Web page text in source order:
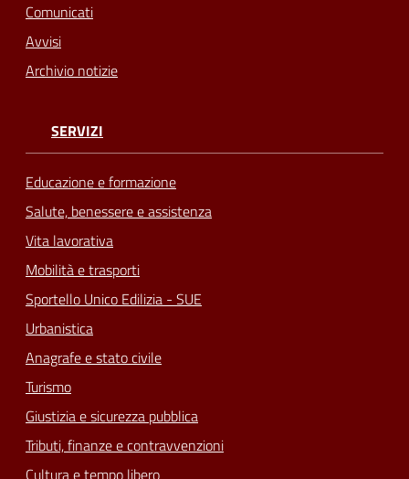
Comunicati
Avvisi
Archivio notizie
SERVIZI
Educazione e formazione
Salute, benessere e assistenza
Vita lavorativa
Mobilità e trasporti
Sportello Unico Edilizia - SUE
Urbanistica
Anagrafe e stato civile
Turismo
Giustizia e sicurezza pubblica
Tributi, finanze e contravvenzioni
Cultura e tempo libero